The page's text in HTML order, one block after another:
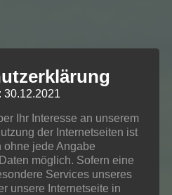
30.12.2021
Ihr Interesse an unserem
der Internetseiten ist
ohne jede Angabe
möglich. Sofern eine
Services unseres
unsere Internetseite in